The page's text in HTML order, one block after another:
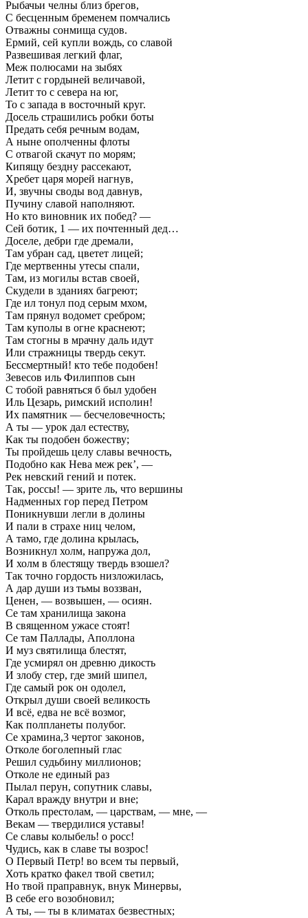
Рыбачьи челны близ брегов,
С бесценным бременем помчались
Отважны сонмища судов.
Ермий, сей купли вождь, со славой
Развешивая легкий флаг,
Меж полюсами на зыбях
Летит с гордыней величавой,
Летит то с севера на юг,
То с запада в восточный круг.
Досель страшились робки боты
Предать себя речным водам,
А ныне ополченны флоты
С отвагой скачут по морям;
Кипящу бездну рассекают,
Хребет царя морей нагнув,
И, звучны своды вод давнув,
Пучину славой наполняют.
Но кто виновник их побед? —
Сей ботик, 1 — их почтенный дед…
Доселе, дебри где дремали,
Там убран сад, цветет лицей;
Где мертвенны утесы спали,
Там, из могилы встав своей,
Скудели в зданиях багреют;
Где ил тонул под серым мхом,
Там прянул водомет сребром;
Там куполы в огне краснеют;
Там стогны в мрачну даль идут
Или стражницы твердь секут.
Бессмертный! кто тебе подобен!
Зевесов иль Филиппов сын
С тобой равняться б был удобен
Иль Цезарь, римский исполин!
Их памятник — бесчеловечность;
А ты — урок дал естеству,
Как ты подобен божеству;
Ты пройдешь целу славы вечность,
Подобно как Нева меж рек’, —
Рек невский гений и потек.
Так, россы! — зрите ль, что вершины
Надменных гор перед Петром
Поникнувши легли в долины
И пали в страхе ниц челом,
А тамо, где долина крылась,
Возникнул холм, напружа дол,
И холм в блестящу твердь взошел?
Так точно гордость низложилась,
А дар души из тьмы воззван,
Ценен, — возвышен, — осиян.
Се там хранилища закона
В священном ужасе стоят!
Се там Паллады, Аполлона
И муз святилища блестят,
Где усмирял он древню дикость
И злобу стер, где змий шипел,
Где самый рок он одолел,
Открыл души своей великость
И всё, едва не всё возмог,
Как полпланеты полубог.
Се храмина,3 чертог законов,
Отколе боголепный глас
Решил судьбину миллионов;
Отколе не единый раз
Пылал перун, сопутник славы,
Карал вражду внутри и вне;
Отколь престолам, — царствам, — мне, —
Векам — твердилися уставы!
Се славы колыбель! о росс!
Чудись, как в славе ты возрос!
О Первый Петр! во всем ты первый,
Хоть кратко факел твой светил;
Но твой праправнук, внук Минервы,
В себе его возобновил;
А ты, — ты в климатах безвестных;